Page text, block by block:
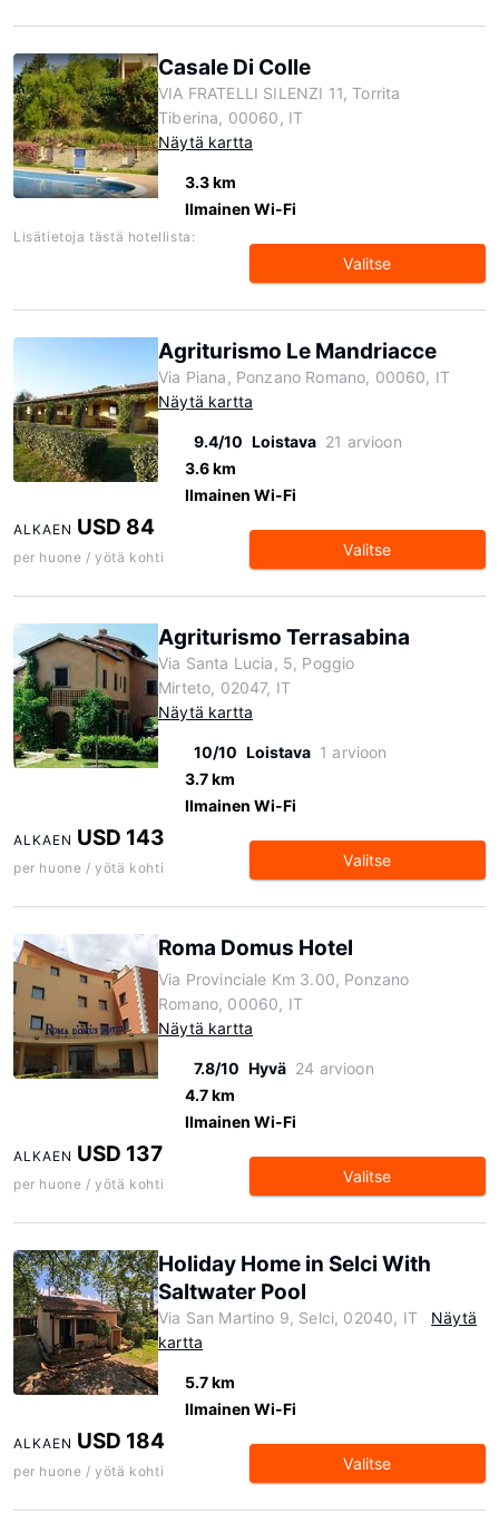
Casale Di Colle
VIA FRATELLI SILENZI 11, Torrita
Tiberina, 00060, IT
Näytä kartta
3.3 km
Ilmainen Wi-Fi
Lisätietoja tästä hotellista:
Valitse
Agriturismo Le Mandriacce
Via Piana, Ponzano Romano, 00060, IT
Näytä kartta
9.4/10 Loistava 21 arvioon
3.6 km
Ilmainen Wi-Fi
ALKAEN USD 84
per huone / yötä kohti Valitse
Agriturismo Terrasabina
Via Santa Lucia, 5, Poggio
Mirteto, 02047, IT
Näytä kartta
10/10 Loistava 1 arvioon
3.7 km
Ilmainen Wi-Fi
ALKAEN USD 143
per huone / yötä kohti Valitse
Roma Domus Hotel
Via Provinciale Km 3.00, Ponzano
Romano, 00060, IT
Näytä kartta
7.8/10 Hyvä 24 arvioon
4.7 km
Ilmainen Wi-Fi
ALKAEN USD 137
per huone / yötä kohti Valitse
Holiday Home in Selci With
Saltwater Pool
Via San Martino 9, Selci, 02040, IT
Näytä
kartta
5.7 km
Ilmainen Wi-Fi
ALKAEN USD 184
per huone / yötä kohti Valitse